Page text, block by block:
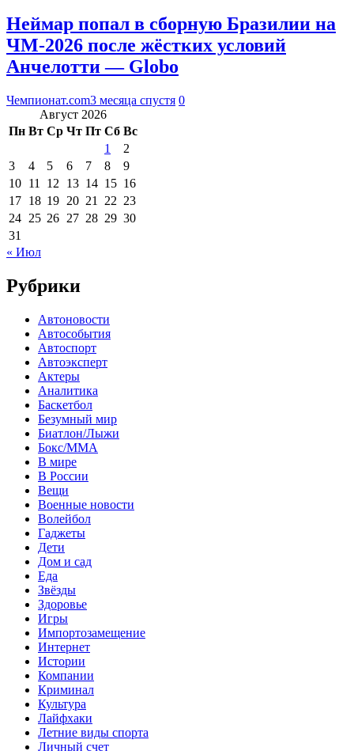
Неймар попал в сборную Бразилии на
ЧМ‑2026 после жёстких условий
Анчелотти — Globo
Чемпионат.com3 месяца спустя 0
Август 2026
Пн Вт Ср Чт Пт Сб Вс
1
2
3
4 5 6 7 8
9
10 11 12 13 14 15 16
17 18 19 20 21 22 23
24 25 26 27 28 29 30
31
« Июл
Рубрики
Автоновости
Автособытия
Автоспорт
Автоэксперт
Актеры
Аналитика
Баскетбол
Безумный мир
Биатлон/Лыжи
Бокс/MMA
В мире
В России
Вещи
Военные новости
Волейбол
Гаджеты
Дети
Дом и сад
Еда
Звёзды
Здоровье
Игры
Импортозамещение
Интернет
Истории
Компании
Криминал
Культура
Лайфхаки
Летние виды спорта
Личный счет